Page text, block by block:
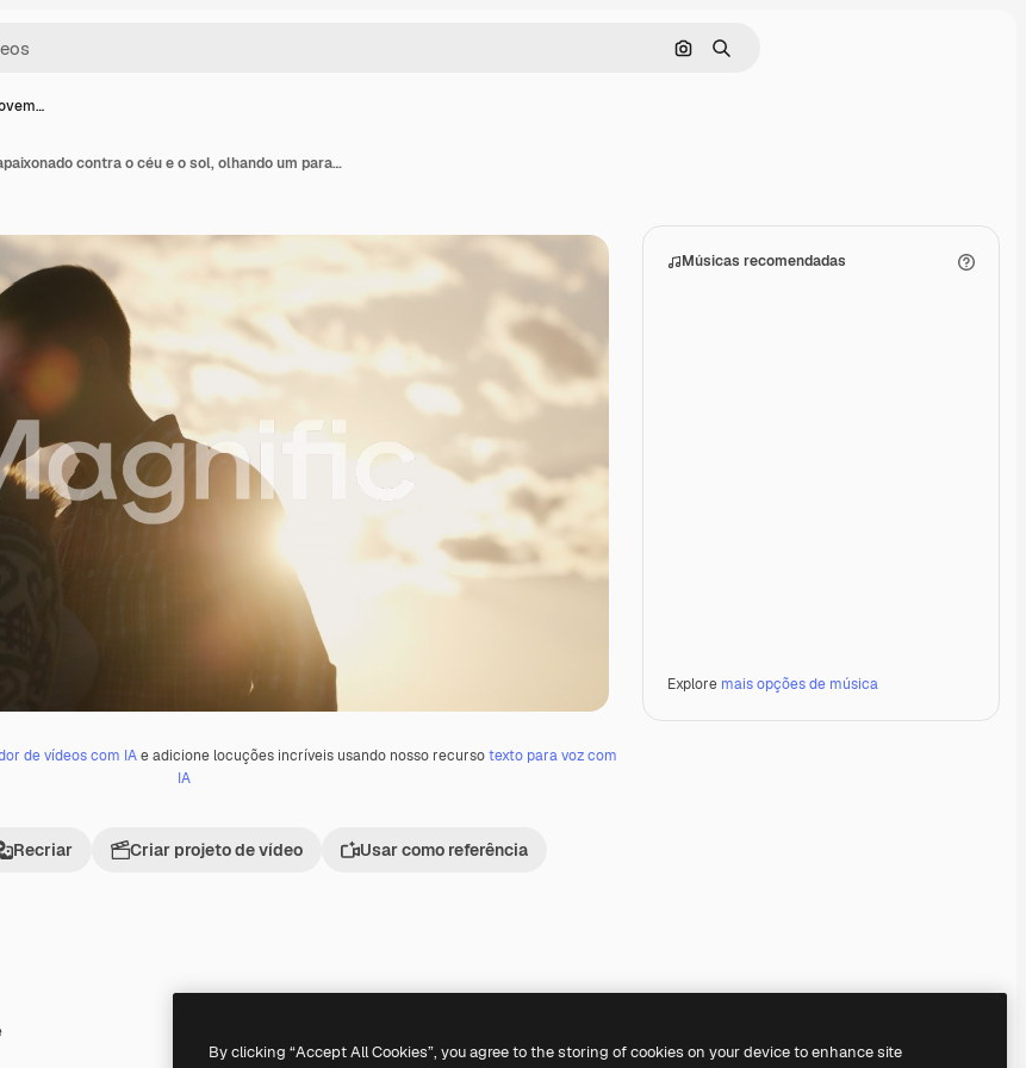
Pesquisar por imagem
Buscar
de vídeos com IAe adicione locuções incríveis usando nosso recursotexto para voz com
IA
Recriar Criar projeto de vídeo Usar como referência
Músicas recomendadas
Explore mais opções de música
Silhueta de um jovem casal apaixonado contra o céu e o sol, olhando um para o outro.
Premium
Premium Premium
PremiumGerado por IA
By clicking “Accept All Cookies”, you agree to the storing of cookies on your device to enhance site